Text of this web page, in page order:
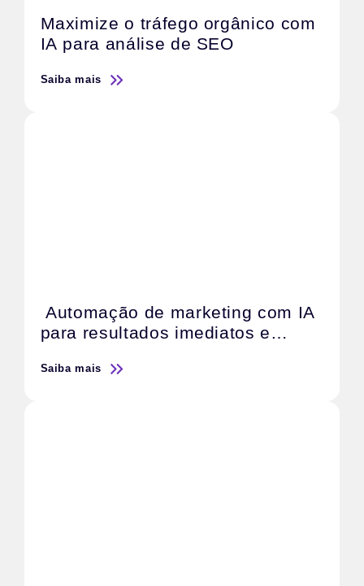
Maximize o tráfego orgânico com
IA para análise de SEO
Saiba mais
Automação de marketing com IA
para resultados imediatos e
Saiba mais